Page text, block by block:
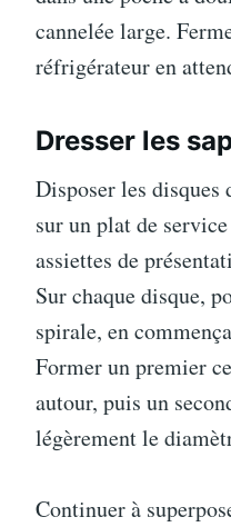
cannelée large.
réfrigérateur en
Dresser les
Disposer les disques
sur un plat de
assiettes de
Sur chaque disque,
spirale, en
Former un premier
autour, puis un
légèrement le
Continuer à